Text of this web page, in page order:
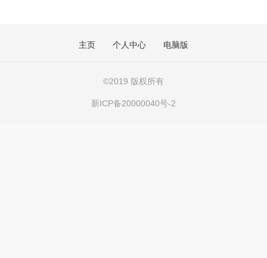
主页 个人中心 电脑版
©2019 版权所有
新ICP备20000040号-2